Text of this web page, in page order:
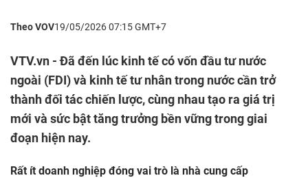
Theo VOV19/05/2026 07:15 GMT+7
VTV.vn - Đã đến lúc kinh tế có vốn đầu tư nước
ngoài (FDI) và kinh tế tư nhân trong nước cần trở
thành đối tác chiến lược, cùng nhau tạo ra giá trị
mới và sức bật tăng trưởng bền vững trong giai
đoạn hiện nay.
Rất ít doanh nghiệp đóng vai trò là nhà cung cấp